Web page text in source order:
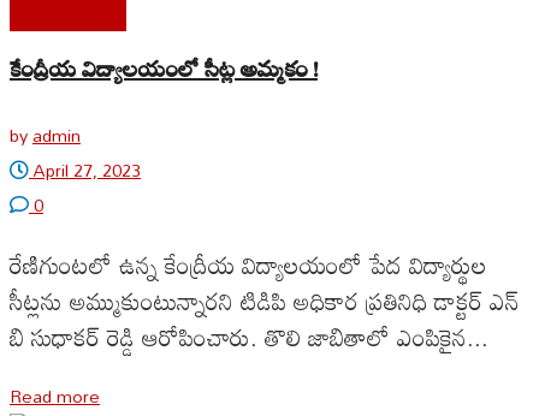
కేంద్రీయ విద్యాలయంలో సీట్ల అమ్మకం !
byadmin
April 27, 2023
0
రేణిగుంటలో ఉన్న కేంద్రీయ విద్యాలయంలో పేద విద్యార్థుల
సీట్లను అమ్ముకుంటున్నారని టిడిపి అధికార ప్రతినిధి డాక్టర్ ఎన్
బి సుధాకర్ రెడ్డి ఆరోపించారు. తొలి జాబితాలో ఎంపికైన...
Read more